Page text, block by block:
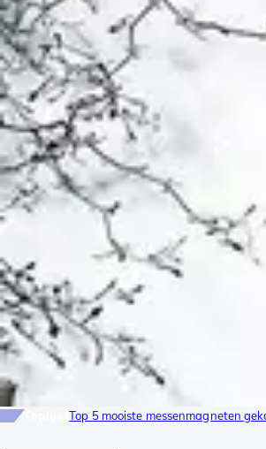
ToplijstTop 5 mooiste messenmagneten